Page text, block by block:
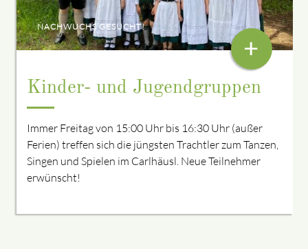
NACHWUCHS GESUCHT!
Kinder- und Jugendgruppen
Immer Freitag von 15:00 Uhr bis 16:30 Uhr (außer
Ferien) treffen sich die jüngsten Trachtler zum Tanzen,
Singen und Spielen im Carlhäusl. Neue Teilnehmer
erwünscht!
+